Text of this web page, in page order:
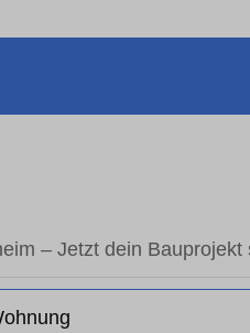
– Jetzt dein Bauprojekt